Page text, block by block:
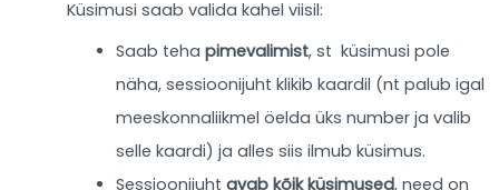
Küsimusi saab valida kahel viisil:
Saab teha pimevalimist, st küsimusi pole
näha, sessioonijuht klikib kaardil (nt palub igal
meeskonnaliikmel öelda üks number ja valib
selle kaardi) ja alles siis ilmub küsimus.
Sessioonijuht avab kõik küsimused, need on